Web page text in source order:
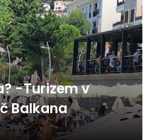
-Turizem v
Balkana